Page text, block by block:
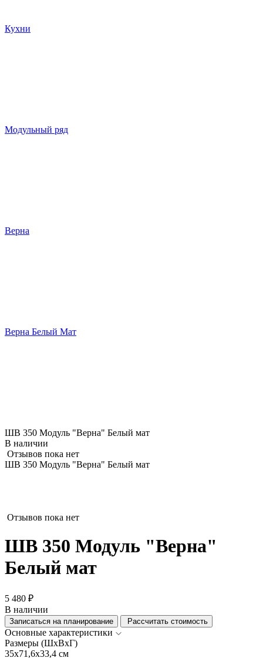
Кухни
Модульный ряд
Верна
Верна Белый Мат
ШВ 350 Модуль "Верна" Белый мат
В наличии
Отзывов пока нет
ШВ 350 Модуль "Верна" Белый мат
Отзывов пока нет
ШВ 350 Модуль "Верна"
Белый мат
5 480 ₽
В наличии
Записаться на планирование Рассчитать стоимость
Основные характеристики
Размеры (ШхВхГ)
35x71,6x33,4 см